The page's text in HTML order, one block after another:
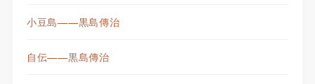
小豆島——黒島傳治
自伝——黒島傳治